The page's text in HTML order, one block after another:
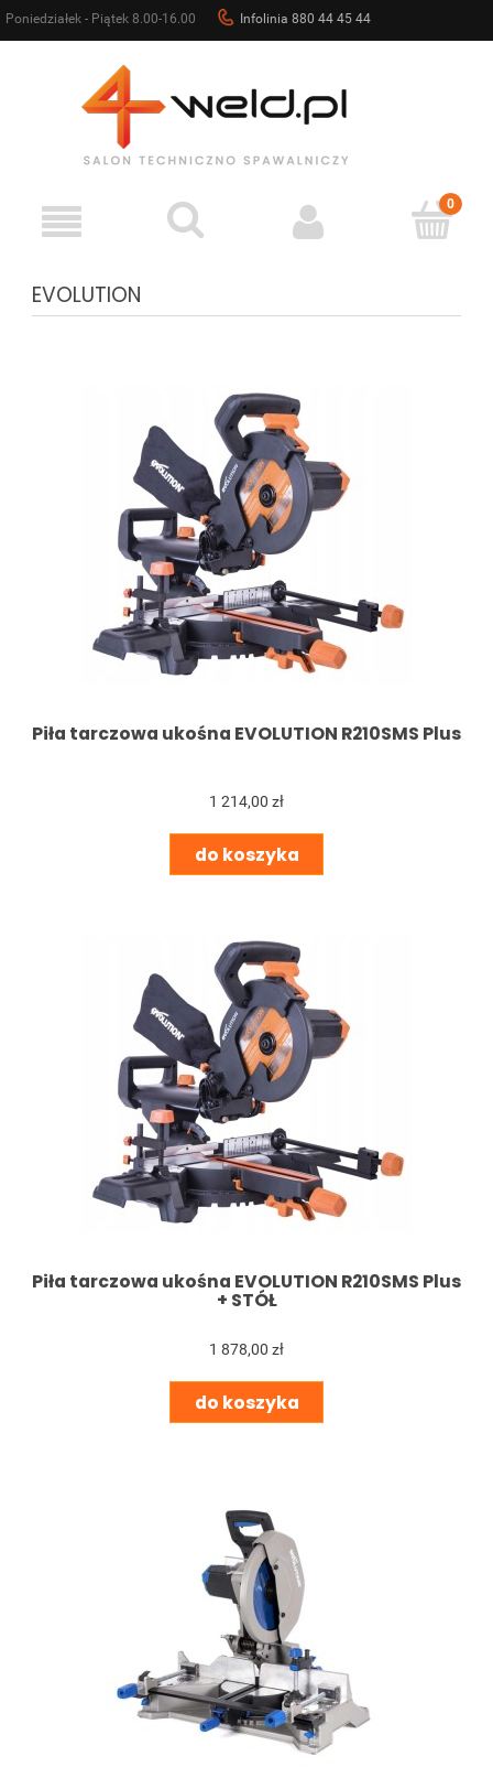
Poniedziałek - Piątek 8.00-16.00 Infolinia 880 44 45 44
EVOLUTION
Piła tarczowa ukośna EVOLUTION R210SMS Plus
1 214,00 zł
do koszyka
Piła tarczowa ukośna EVOLUTION R210SMS Plus
+ STÓŁ
1 878,00 zł
do koszyka